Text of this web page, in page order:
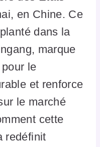
en Chine. Ce
dans la
marque
le
et renforce
le marché
cette
redéfinit